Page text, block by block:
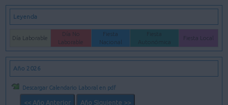
MI CARPETA
INFORMACIÓN MUNICIPAL
AYUDA
Leyenda
Día Laborable
Día No
Laborable
Fiesta
Nacional
Fiesta Local
Año 2026
Descargar Calendario Laboral en pdf
<< Año Anterior Año Siguiente >>